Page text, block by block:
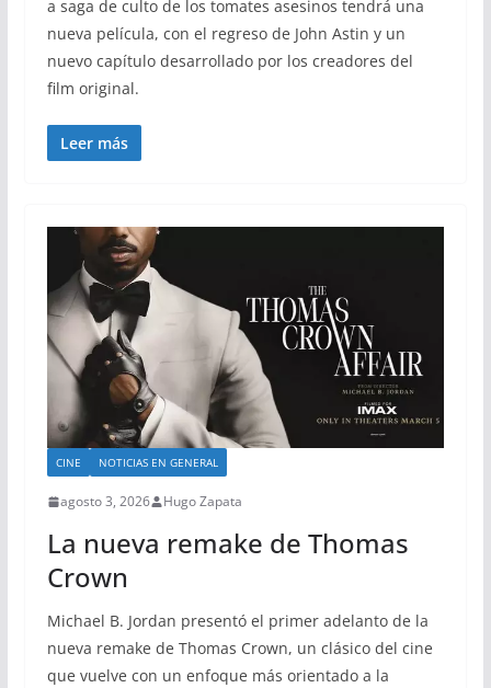
a saga de culto de los tomates asesinos tendrá una
nueva película, con el regreso de John Astin y un
nuevo capítulo desarrollado por los creadores del
film original.
Leer más
CINE NOTICIAS EN GENERAL
agosto 3, 2026 Hugo Zapata
La nueva remake de Thomas
Crown
Michael B. Jordan presentó el primer adelanto de la
nueva remake de Thomas Crown, un clásico del cine
que vuelve con un enfoque más orientado a la